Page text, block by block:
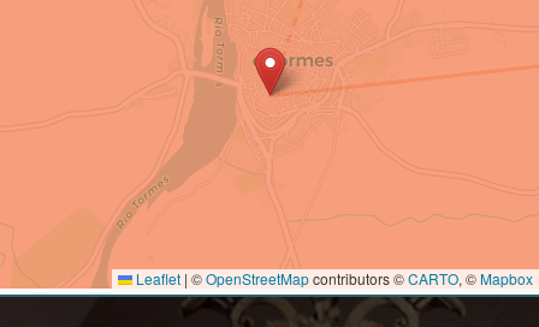
Leaflet | ©OpenStreetMapcontributors ©CARTO, ©Mapbox